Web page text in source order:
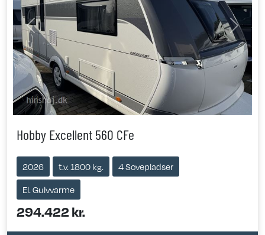
Previous Next
Hobby Excellent 560 CFe
2026 t.v. 1800 kg.
4 Sovepladser
El. Gulvvarme
294.422 kr.